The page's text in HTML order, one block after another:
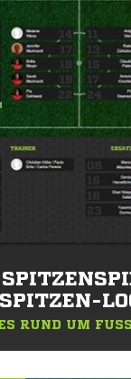
SPITZEN-
RUND UM